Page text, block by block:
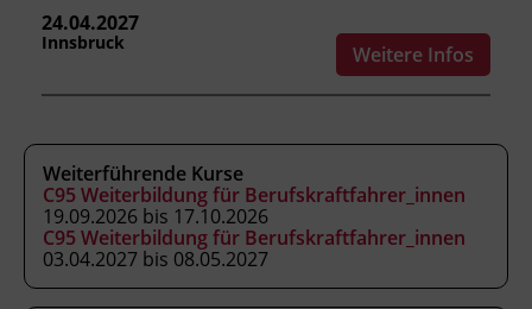
Kursformat
Präsenzunterricht
Fachtrainer_in
Abschluss
Kursbesuchsbestätigung
24.04.2027
Innsbruck Weitere Infos
Weiterführende Kurse
C95 Weiterbildung für Berufskraftfahrer_innen
19.09.2026 bis 17.10.2026
C95 Weiterbildung für Berufskraftfahrer_innen
03.04.2027 bis 08.05.2027